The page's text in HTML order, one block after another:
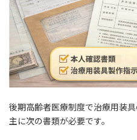
後期高齢者医療制度で治療用装
主に次の書類が必要です。